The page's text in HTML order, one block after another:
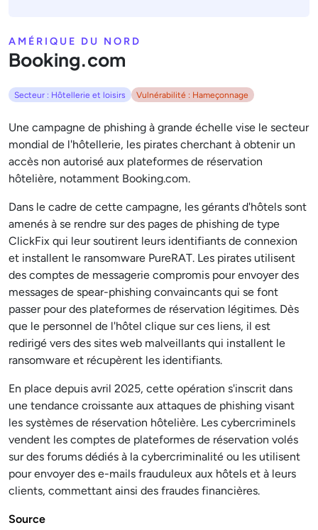
AMÉRIQUE DU NORD
Booking.com
Secteur : Hôtellerie et loisirs Vulnérabilité : Hameçonnage
Une campagne de phishing à grande échelle vise le secteur
mondial de l'hôtellerie, les pirates cherchant à obtenir un
accès non autorisé aux plateformes de réservation
hôtelière, notamment Booking.com.
Dans le cadre de cette campagne, les gérants d'hôtels sont
amenés à se rendre sur des pages de phishing de type
ClickFix qui leur soutirent leurs identifiants de connexion
et installent le ransomware PureRAT. Les pirates utilisent
des comptes de messagerie compromis pour envoyer des
messages de spear-phishing convaincants qui se font
passer pour des plateformes de réservation légitimes. Dès
que le personnel de l'hôtel clique sur ces liens, il est
redirigé vers des sites web malveillants qui installent le
ransomware et récupèrent les identifiants.
En place depuis avril 2025, cette opération s'inscrit dans
une tendance croissante aux attaques de phishing visant
les systèmes de réservation hôtelière. Les cybercriminels
vendent les comptes de plateformes de réservation volés
sur des forums dédiés à la cybercriminalité ou les utilisent
pour envoyer des e-mails frauduleux aux hôtels et à leurs
clients, commettant ainsi des fraudes financières.
Source